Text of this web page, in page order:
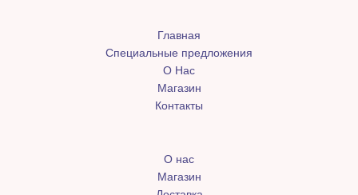
Главная
Специальные предложения
О Нас
Магазин
Контакты
О нас
Магазин